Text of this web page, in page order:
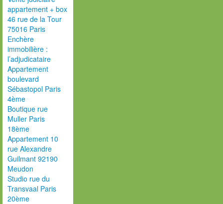
appartement + box
46 rue de la Tour
75016 Paris
Enchère
immobilière :
l’adjudicataire
Appartement
boulevard
Sébastopol Paris
4ème
Boutique rue
Muller Paris
18ème
Appartement 10
rue Alexandre
Guilmant 92190
Meudon
Studio rue du
Transvaal Paris
20ème